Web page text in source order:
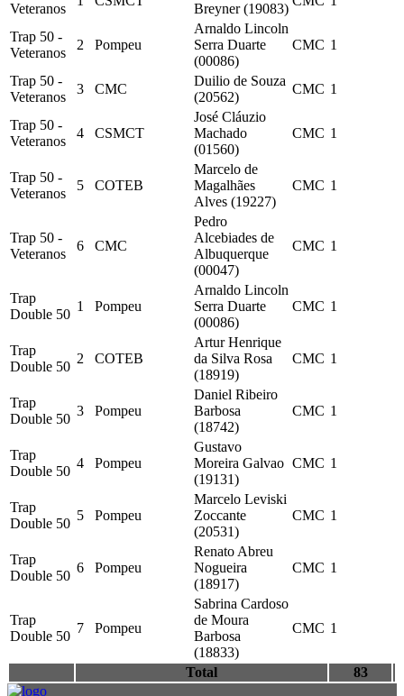
Veteranos Breyner (19083)
Trap 50 -
Veteranos
2 Pompeu
Arnaldo Lincoln
Serra Duarte
(00086)
CMC 1
Trap 50 -
Veteranos
3 CMC
Duilio de Souza
(20562)
CMC 1
Trap 50 -
Veteranos
4 CSMCT
José Cláuzio
Machado
(01560)
CMC 1
Trap 50 -
Veteranos
5 COTEB
Marcelo de
Magalhães
Alves (19227)
CMC 1
Trap 50 -
Veteranos
6 CMC
Pedro
Alcebiades de
Albuquerque
(00047)
CMC 1
Trap
Double 50
1 Pompeu
Arnaldo Lincoln
Serra Duarte
(00086)
CMC 1
Trap
Double 50
2 COTEB
Artur Henrique
da Silva Rosa
(18919)
CMC 1
Trap
Double 50
3 Pompeu
Daniel Ribeiro
Barbosa
(18742)
CMC 1
Trap
Double 50
4 Pompeu
Gustavo
Moreira Galvao
(19131)
CMC 1
Trap
Double 50
5 Pompeu
Marcelo Leviski
Zoccante
(20531)
CMC 1
Trap
Double 50
6 Pompeu
Renato Abreu
Nogueira
(18917)
CMC 1
Trap
Double 50
7 Pompeu
Sabrina Cardoso
de Moura
Barbosa
(18833)
CMC 1
Total 83